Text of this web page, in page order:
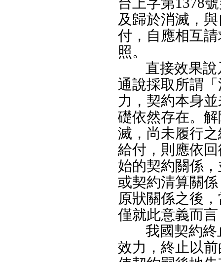
及歸於消滅，
付，自應相互
照。
直接效果
通說採取所謂
力，契約本身
礎依然存在。
滅，尚未履行
給付，則應依
始的契約關係
或契約清算關
原狀關係之後
僅就此意義而
我國契約
效力，終止以